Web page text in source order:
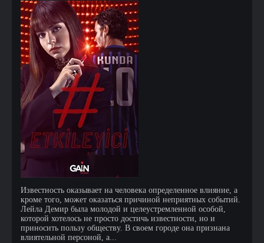
Известность оказывает на человека определенное влияние, а
кроме того, может оказаться причиной неприятных событий.
Лейла Демир была молодой и целеустремленной особой,
которой хотелось не просто достичь известности, но и
приносить пользу обществу. В своем городе она признана
влиятельной персоной, а...